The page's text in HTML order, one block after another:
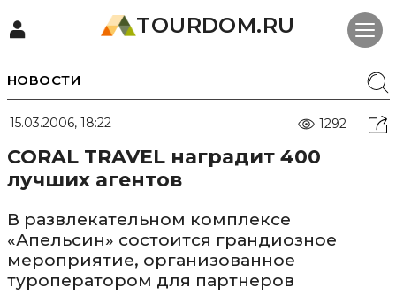
TOURDOM.RU
НОВОСТИ
15.03.2006, 18:22 1292
CORAL TRAVEL наградит 400
лучших агентов
В развлекательном комплексе
«Апельсин» состоится грандиозное
мероприятие, организованное
туроператором для партнеров